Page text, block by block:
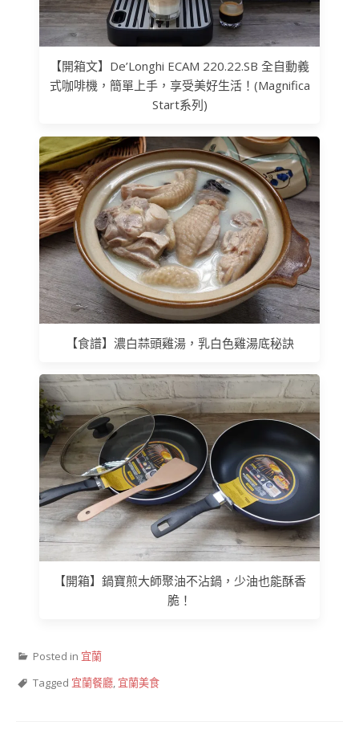
【開箱文】De’Longhi ECAM 220.22.SB 全自動義
式咖啡機，簡單上手，享受美好生活！(Magnifica
Start系列)
【食譜】濃白蒜頭雞湯，乳白色雞湯底秘訣
【開箱】鍋寶煎大師聚油不沾鍋，少油也能酥香
脆！
Posted in 宜蘭
Tagged 宜蘭餐廳, 宜蘭美食